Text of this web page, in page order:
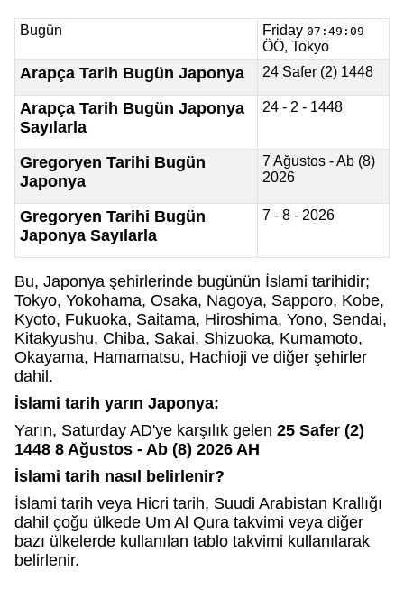
Bugün Friday 07:49:09
ÖÖ, Tokyo
Arapça Tarih Bugün Japonya 24 Safer (2) 1448
Arapça Tarih Bugün Japonya
Sayılarla
24 - 2 - 1448
Gregoryen Tarihi Bugün
Japonya
7 Ağustos - Ab (8)
2026
Gregoryen Tarihi Bugün
Japonya Sayılarla
7 - 8 - 2026
Bu, Japonya şehirlerinde bugünün İslami tarihidir;
Tokyo, Yokohama, Osaka, Nagoya, Sapporo, Kobe,
Kyoto, Fukuoka, Saitama, Hiroshima, Yono, Sendai,
Kitakyushu, Chiba, Sakai, Shizuoka, Kumamoto,
Okayama, Hamamatsu, Hachioji ve diğer şehirler
dahil.
İslami tarih yarın Japonya:
Yarın, Saturday AD'ye karşılık gelen 25 Safer (2)
1448 8 Ağustos - Ab (8) 2026 AH
İslami tarih nasıl belirlenir?
İslami tarih veya Hicri tarih, Suudi Arabistan Krallığı
dahil çoğu ülkede Um Al Qura takvimi veya diğer
bazı ülkelerde kullanılan tablo takvimi kullanılarak
belirlenir.